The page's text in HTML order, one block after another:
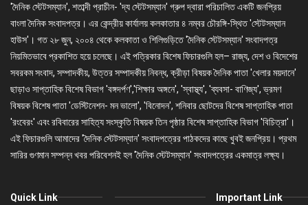
'দৈনিক স্টেটসম্যান', শতাব্দী প্রাচীন- 'দ্য স্টেটসম্যান' গ্রুপ দ্বারা পরিচালিত একটি জনপ্রিয়
বাংলা দৈনিক সংবাদপত্র। এর কেন্দ্রীয় কার্যালয় কলকাতার ৪ নম্বর চৌরঙ্গি-স্থিত 'স্টেটসম্যান
হাউস'। গত ২৮ জুন, ২০০৪ থেকে কলকাতা ও শিলিগুড়িতে 'দৈনিক স্টেটসম্যান' সংবাদপত্র
নিয়মিতভাবে প্রকাশিত হয়ে চলেছে। এই পত্রিকার বিশেষ ফিচারগুলি হল– রাজ্য, দেশ ও বিদেশের
সবরকম সংবাদ, সম্পাদকীয়, উত্তর সম্পাদকীয় নিবন্ধ, ক্রীড়া বিষয়ক দৈনিক পাতা 'খেলার ময়দানে'
ছাড়াও সাপ্তাহিক বিশেষ বিভাগ 'বঙ্গদর্পণ','শিক্ষার অঙ্গনে', 'স্বাস্থ্য', 'ব্যবসা- বাণিজ্য', ভ্রমণ
বিষয়ক বিশেষ পাতা 'ডেস্টিনেশন- মন ভালো', 'বিনোদন', শনিবার ছোটদের বিশেষ সাপ্তাহিক পাতা
'রংবেরং' এবং রবিবারের সাহিত্য সংস্কৃতি বিষয়ক তিন পৃষ্ঠার বিশেষ সাপ্তাহিক বিভাগ 'বিচিত্রা'।
এই ফিচারগুলি আমাদের 'দৈনিক স্টেটসম্যান' সংবাদপত্রের পাঠকদের কাছে খুবই জনপ্রিয়। প্রথম
সারির গুণমান সম্পন্ন খবর পরিবেশনই হল 'দৈনিক স্টেটসম্যান' সংবাদপত্রের একমাত্র লক্ষ্য।
Quick Link Important Link